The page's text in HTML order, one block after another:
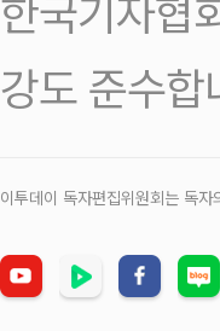
한국기자협
강도 준수합
이투데이 독자편집위원회는 독